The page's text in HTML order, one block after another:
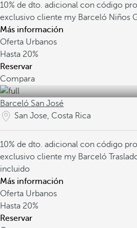
10% de dto. adicional con código
exclusivo cliente my Barceló Niños
Más información
Oferta Urbanos
Hasta 20%
Reservar
Compara
Barceló San José
San Jose, Costa Rica
10% de dto. adicional con código
exclusivo cliente my Barceló
incluido
Más información
Oferta Urbanos
Hasta 20%
Reservar